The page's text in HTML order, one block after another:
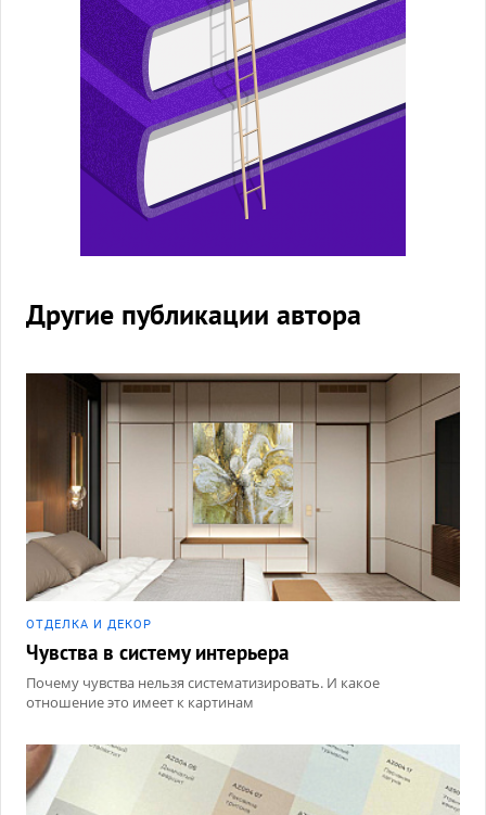
Другие публикации автора
ОТДЕЛКА И ДЕКОР
Чувства в систему интерьера
Почему чувства нельзя систематизировать. И какое
отношение это имеет к картинам